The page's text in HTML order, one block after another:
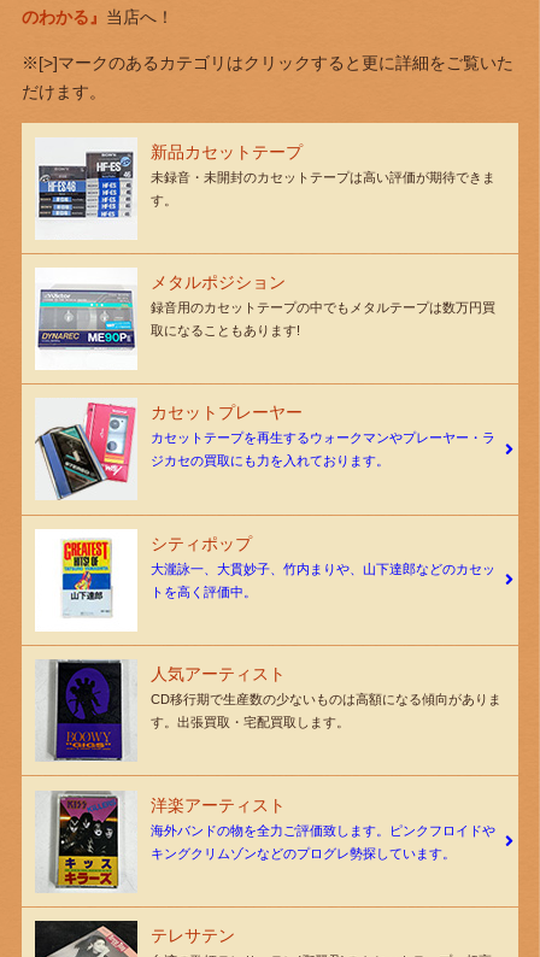
のわかる』 当店へ！
※[>]マークのあるカテゴリはクリックすると更に詳細をご覧いた
だけます。
新品カセットテープ
未録音・未開封のカセットテープは高い評価が期待できま
す。
メタルポジション
録音用のカセットテープの中でもメタルテープは数万円買
取になることもあります!
カセットプレーヤー
カセットテープを再生するウォークマンやプレーヤー・ラ
ジカセの買取にも力を入れております。
シティポップ
大瀧詠一、大貫妙子、竹内まりや、山下達郎などのカセッ
トを高く評価中。
人気アーティスト
CD移行期で生産数の少ないものは高額になる傾向がありま
す。出張買取・宅配買取します。
洋楽アーティスト
海外バンドの物を全力ご評価致します。ピンクフロイドや
キングクリムゾンなどのプログレ勢探しています。
テレサテン